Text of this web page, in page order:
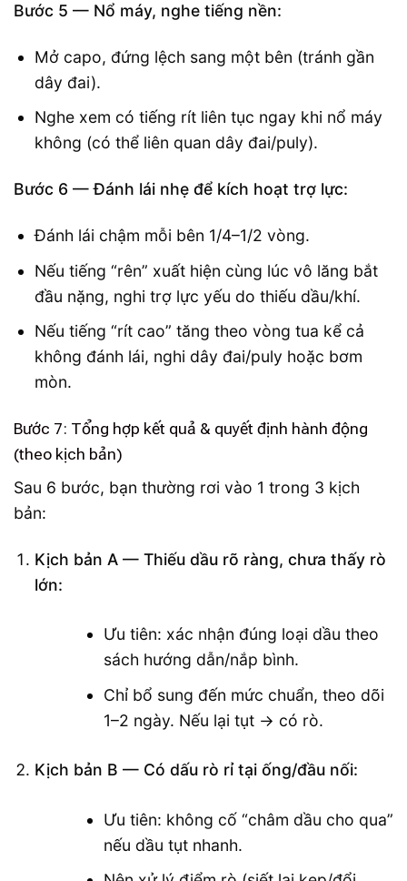
Bước 5 — Nổ máy, nghe tiếng nền:
Mở capo, đứng lệch sang một bên (tránh gần
dây đai).
Nghe xem có tiếng rít liên tục ngay khi nổ máy
không (có thể liên quan dây đai/puly).
Bước 6 — Đánh lái nhẹ để kích hoạt trợ lực:
Đánh lái chậm mỗi bên 1/4–1/2 vòng.
Nếu tiếng “rên” xuất hiện cùng lúc vô lăng bắt
đầu nặng, nghi trợ lực yếu do thiếu dầu/khí.
Nếu tiếng “rít cao” tăng theo vòng tua kể cả
không đánh lái, nghi dây đai/puly hoặc bơm
mòn.
Bước 7: Tổng hợp kết quả & quyết định hành động
(theo kịch bản)
Sau 6 bước, bạn thường rơi vào 1 trong 3 kịch
bản:
Kịch bản A — Thiếu dầu rõ ràng, chưa thấy rò
lớn:
Ưu tiên: xác nhận đúng loại dầu theo
sách hướng dẫn/nắp bình.
Chỉ bổ sung đến mức chuẩn, theo dõi
1–2 ngày. Nếu lại tụt → có rò.
Kịch bản B — Có dấu rò rỉ tại ống/đầu nối:
Ưu tiên: không cố “châm dầu cho qua”
nếu dầu tụt nhanh.